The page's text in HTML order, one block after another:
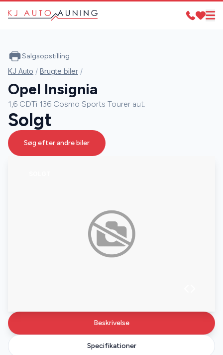
Specifikationer
Beskrivelse
Salgsopstilling
KJ Auto / Brugte biler /
Opel Insignia
1,6 CDTi 136 Cosmo Sports Tourer aut.
Solgt
Søg efter andre biler